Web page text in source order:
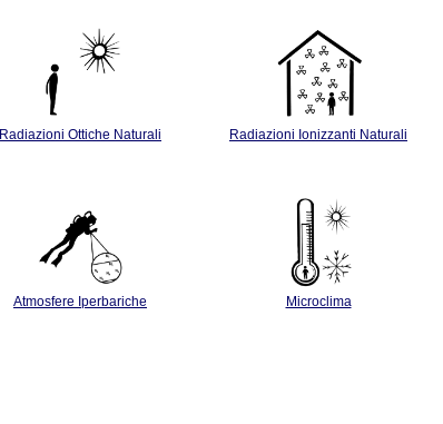
Radiazioni Ottiche Naturali Radiazioni Ionizzanti Naturali
Atmosfere Iperbariche Microclima